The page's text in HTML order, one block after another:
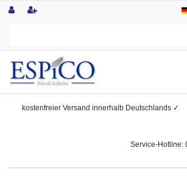
kostenfreier Versand innerhalb Deutschlands ✓
Service-Hotline: